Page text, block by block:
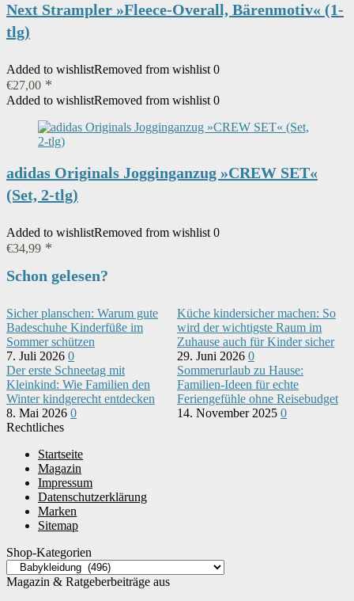
Next Strampler »Fleece-Overall, Bärenmotiv« (1-
tlg)
Added to wishlistRemoved from wishlist 0
€27,00
Added to wishlistRemoved from wishlist 0
adidas Originals Jogginganzug »CREW SET«
(Set, 2-tlg)
Added to wishlistRemoved from wishlist 0
€34,99
Schon gelesen?
Sicher planschen: Warum gute
Badeschuhe Kinderfüße im
Sommer schützen
7. Juli 2026 0
Küche kindersicher machen: So
wird der wichtigste Raum im
Zuhause auch für Kinder sicher
29. Juni 2026 0
Der erste Schneetag mit
Kleinkind: Wie Familien den
Winter kindgerecht entdecken
8. Mai 2026 0
Sommerurlaub zu Hause:
Familien-Ideen für echte
Feriengefühle ohne Reisebudget
14. November 2025 0
Rechtliches
Startseite
Magazin
Impressum
Datenschutzerklärung
Marken
Sitemap
Shop-Kategorien
Magazin & Ratgeberbeiträge aus